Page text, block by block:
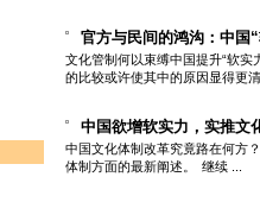
官方与民间的鸿沟：中国
文化管制何以束缚中国提升“软实
的比较或许使其中的原因显得更
中国欲增软实力，实推文
中国文化体制改革究竟路在何方
体制方面的最新阐述。
继续 ...